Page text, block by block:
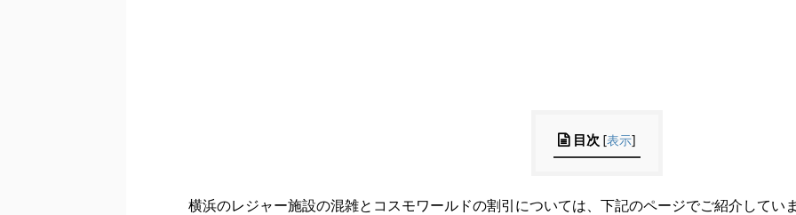
目次 [表示]
横浜のレジャー施設の混雑とコスモワールドの割引については、下記のページでご紹介してい